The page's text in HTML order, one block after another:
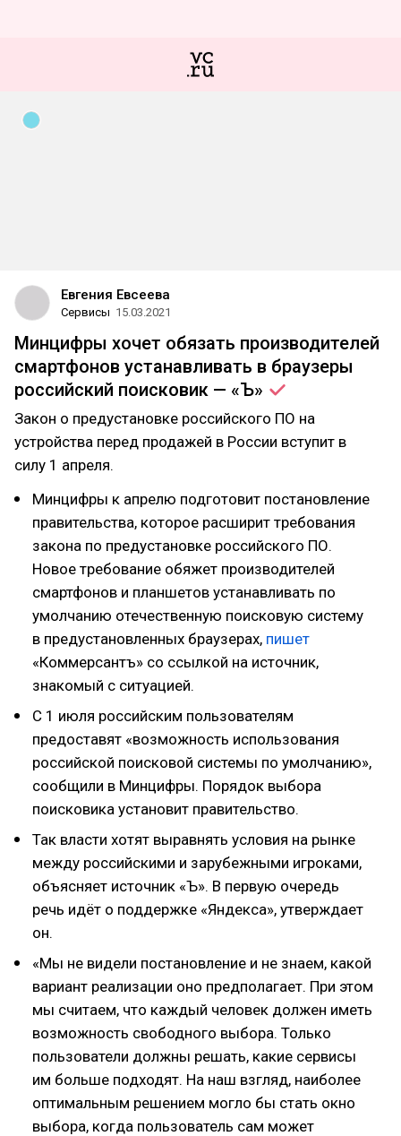
Евгения Евсеева
Сервисы 15.03.2021
Минцифры хочет обязать производителей
смартфонов устанавливать в браузеры
российский поисковик — «Ъ»
Закон о предустановке российского ПО на
устройства перед продажей в России вступит в
силу 1 апреля.
Минцифры к апрелю подготовит постановление
правительства, которое расширит требования
закона по предустановке российского ПО.
Новое требование обяжет производителей
смартфонов и планшетов устанавливать по
умолчанию отечественную поисковую систему
в предустановленных браузерах, пишет
«Коммерсантъ» со ссылкой на источник,
знакомый с ситуацией.
С 1 июля российским пользователям
предоставят «возможность использования
российской поисковой системы по умолчанию»,
сообщили в Минцифры. Порядок выбора
поисковика установит правительство.
Так власти хотят выравнять условия на рынке
между российскими и зарубежными игроками,
объясняет источник «Ъ». В первую очередь
речь идёт о поддержке «Яндекса», утверждает
он.
«Мы не видели постановление и не знаем, какой
вариант реализации оно предполагает. При этом
мы считаем, что каждый человек должен иметь
возможность свободного выбора. Только
пользователи должны решать, какие сервисы
им больше подходят. На наш взгляд, наиболее
оптимальным решением могло бы стать окно
выбора, когда пользователь сам может